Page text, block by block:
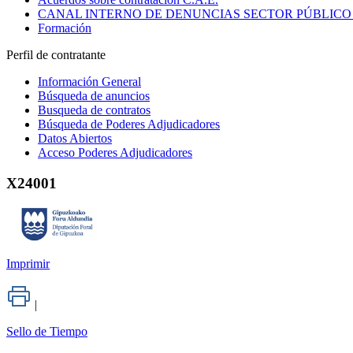
CANAL INTERNO DE DENUNCIAS SECTOR
Formación
Perfil de contratante
Información General
Búsqueda de anuncios
Busqueda de contratos
Búsqueda de Poderes Adjudicadores
Datos Abiertos
Acceso Poderes Adjudicadores
X24001
Imprimir
|
Sello de Tiempo